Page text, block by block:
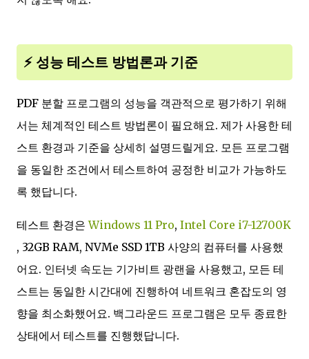
⚡ 성능 테스트 방법론과 기준
PDF 분할 프로그램의 성능을 객관적으로 평가하기 위해
서는 체계적인 테스트 방법론이 필요해요. 제가 사용한 테
스트 환경과 기준을 상세히 설명드릴게요. 모든 프로그램
을 동일한 조건에서 테스트하여 공정한 비교가 가능하도
록 했답니다.
테스트 환경은Windows 11 Pro, Intel Core i7-12700K
, 32GB RAM, NVMe SSD 1TB 사양의 컴퓨터를 사용했
어요. 인터넷 속도는 기가비트 광랜을 사용했고, 모든 테
스트는 동일한 시간대에 진행하여 네트워크 혼잡도의 영
향을 최소화했어요. 백그라운드 프로그램은 모두 종료한
상태에서 테스트를 진행했답니다.